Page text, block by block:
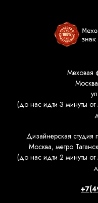
Меховая
(до нас идти 3 минуты от
Дизайнерская студия
Москва, метро
(до нас идти 2 минуты от